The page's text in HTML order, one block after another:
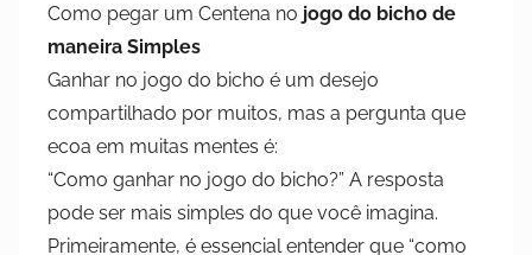
b
l
i
c
a
d
o
e
Como pegar um Centena no jogo do bicho de
maneira Simples
Ganhar no jogo do bicho é um desejo
compartilhado por muitos, mas a pergunta que
ecoa em muitas mentes é:
“Como ganhar no jogo do bicho?” A resposta
pode ser mais simples do que você imagina.
Primeiramente, é essencial entender que “como